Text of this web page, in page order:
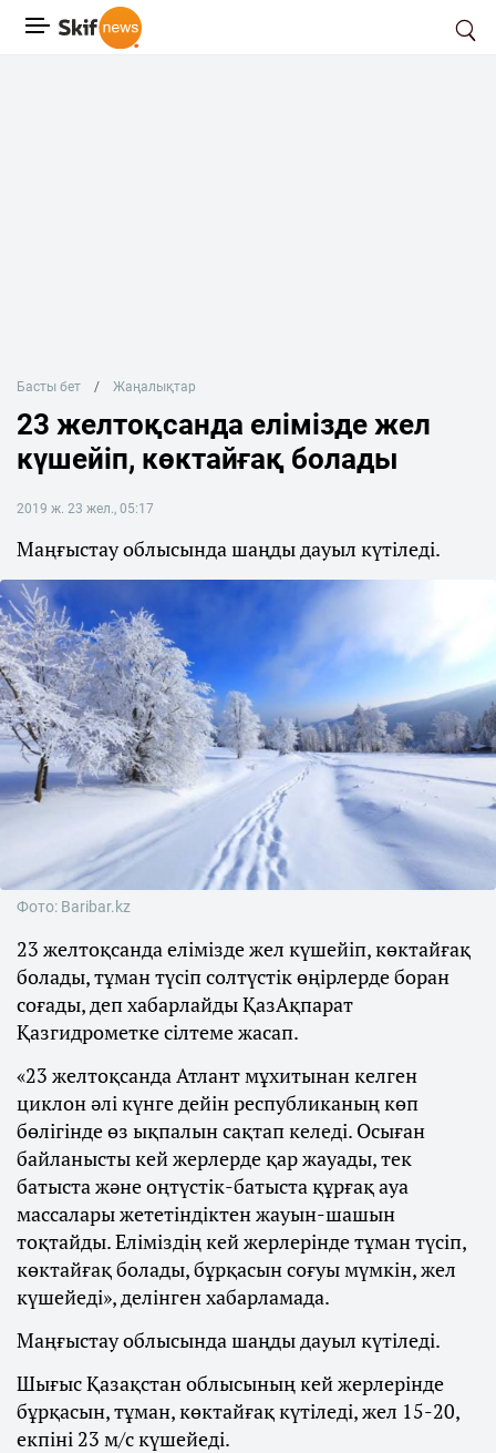
Басты бет Жаңалықтар
23 желтоқсанда елімізде жел
күшейіп, көктайғақ болады
2019 ж. 23 жел., 05:17
Маңғыстау облысында шаңды дауыл күтіледі.
Фото: Baribar.kz
23 желтоқсанда елімізде жел күшейіп, көктайғақ
болады, тұман түсіп солтүстік өңірлерде боран
соғады, деп хабарлайды ҚазАқпарат
Қазгидрометке сілтеме жасап.
«23 желтоқсанда Атлант мұхитынан келген
циклон әлі күнге дейін республиканың көп
бөлігінде өз ықпалын сақтап келеді. Осыған
байланысты кей жерлерде қар жауады, тек
батыста және оңтүстік-батыста құрғақ ауа
массалары жететіндіктен жауын-шашын
тоқтайды. Еліміздің кей жерлерінде тұман түсіп,
көктайғақ болады, бұрқасын соғуы мүмкін, жел
күшейеді», делінген хабарламада.
Маңғыстау облысында шаңды дауыл күтіледі.
Шығыс Қазақстан облысының кей жерлерінде
бұрқасын, тұман, көктайғақ күтіледі, жел 15-20,
екпіні 23 м/с күшейеді.